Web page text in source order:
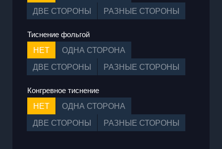
ДВЕ СТОРОНЫ
РАЗНЫЕ СТОРОНЫ
Тиснение фольгой
НЕТ
ОДНА СТОРОНА
ДВЕ СТОРОНЫ
РАЗНЫЕ СТОРОНЫ
Конгревное тиснение
НЕТ
ОДНА СТОРОНА
ДВЕ СТОРОНЫ
РАЗНЫЕ СТОРОНЫ